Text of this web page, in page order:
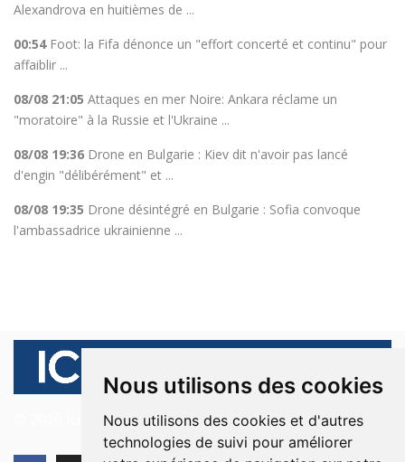
Nous utilisons des cookies
Nous utilisons des cookies et d'autres
technologies de suivi pour améliorer
Alexandrova en huitièmes de ...
00:54 Foot: la Fifa dénonce un "effort concerté et continu" pour
affaiblir ...
08/08 21:05 Attaques en mer Noire: Ankara réclame un
"moratoire" à la Russie et l'Ukraine ...
08/08 19:36 Drone en Bulgarie : Kiev dit n'avoir pas lancé
d'engin "délibérément" et ...
08/08 19:35 Drone désintégré en Bulgarie : Sofia convoque
l'ambassadrice ukrainienne ...
© 2026 Ici Beyrouth. Tous les droits sont réservés.